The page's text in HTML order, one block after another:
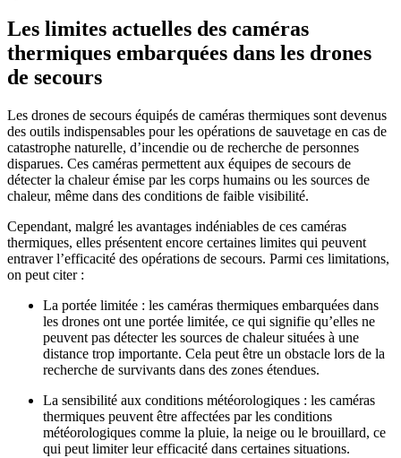
Les limites actuelles des caméras
thermiques embarquées dans les drones
de secours
Les drones de secours équipés de caméras thermiques sont devenus
des outils indispensables pour les opérations de sauvetage en cas de
catastrophe naturelle, d’incendie ou de recherche de personnes
disparues. Ces caméras permettent aux équipes de secours de
détecter la chaleur émise par les corps humains ou les sources de
chaleur, même dans des conditions de faible visibilité.
Cependant, malgré les avantages indéniables de ces caméras
thermiques, elles présentent encore certaines limites qui peuvent
entraver l’efficacité des opérations de secours. Parmi ces limitations,
on peut citer :
La portée limitée : les caméras thermiques embarquées dans
les drones ont une portée limitée, ce qui signifie qu’elles ne
peuvent pas détecter les sources de chaleur situées à une
distance trop importante. Cela peut être un obstacle lors de la
recherche de survivants dans des zones étendues.
La sensibilité aux conditions météorologiques : les caméras
thermiques peuvent être affectées par les conditions
météorologiques comme la pluie, la neige ou le brouillard, ce
qui peut limiter leur efficacité dans certaines situations.